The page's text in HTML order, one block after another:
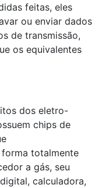
feitas, eles
ou enviar dados
de transmissão,
os equivalentes
dos eletro-
chips de
totalmente
a gás, seu
calculadora,